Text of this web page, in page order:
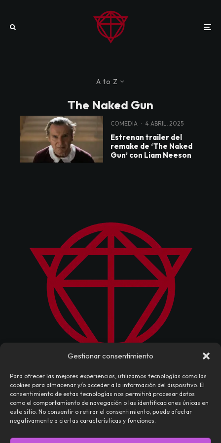
Gestionar consentimiento
Para ofrecer las mejores experiencias, utilizamos tecnologías como las
cookies para almacenar y/o acceder a la información del dispositivo. El
consentimiento de estas tecnologías nos permitirá procesar datos
como el comportamiento de navegación o las identificaciones únicas en
este sitio. No consentir o retirar el consentimiento, puede afectar
negativamente a ciertas características y funciones.
A to Z
The Naked Gun
COMEDIA · 4 ABRIL, 2025
Estrenan trailer del
remake de ‘The Naked
Gun’ con Liam Neeson
NOSOTROS CONTACTO EDITORIAL